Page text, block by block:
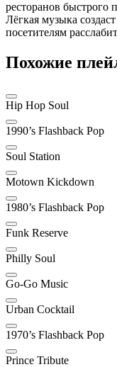
ресторанов быстрого
Лёгкая музыка
посетителям
Похожие
Hip Hop Soul
1990’s Flashback Pop
Soul Station
Motown Kickdown
1980’s Flashback Pop
Funk Reserve
Philly Soul
Go-Go Music
Urban Cocktail
1970’s Flashback Pop
Prince Tribute